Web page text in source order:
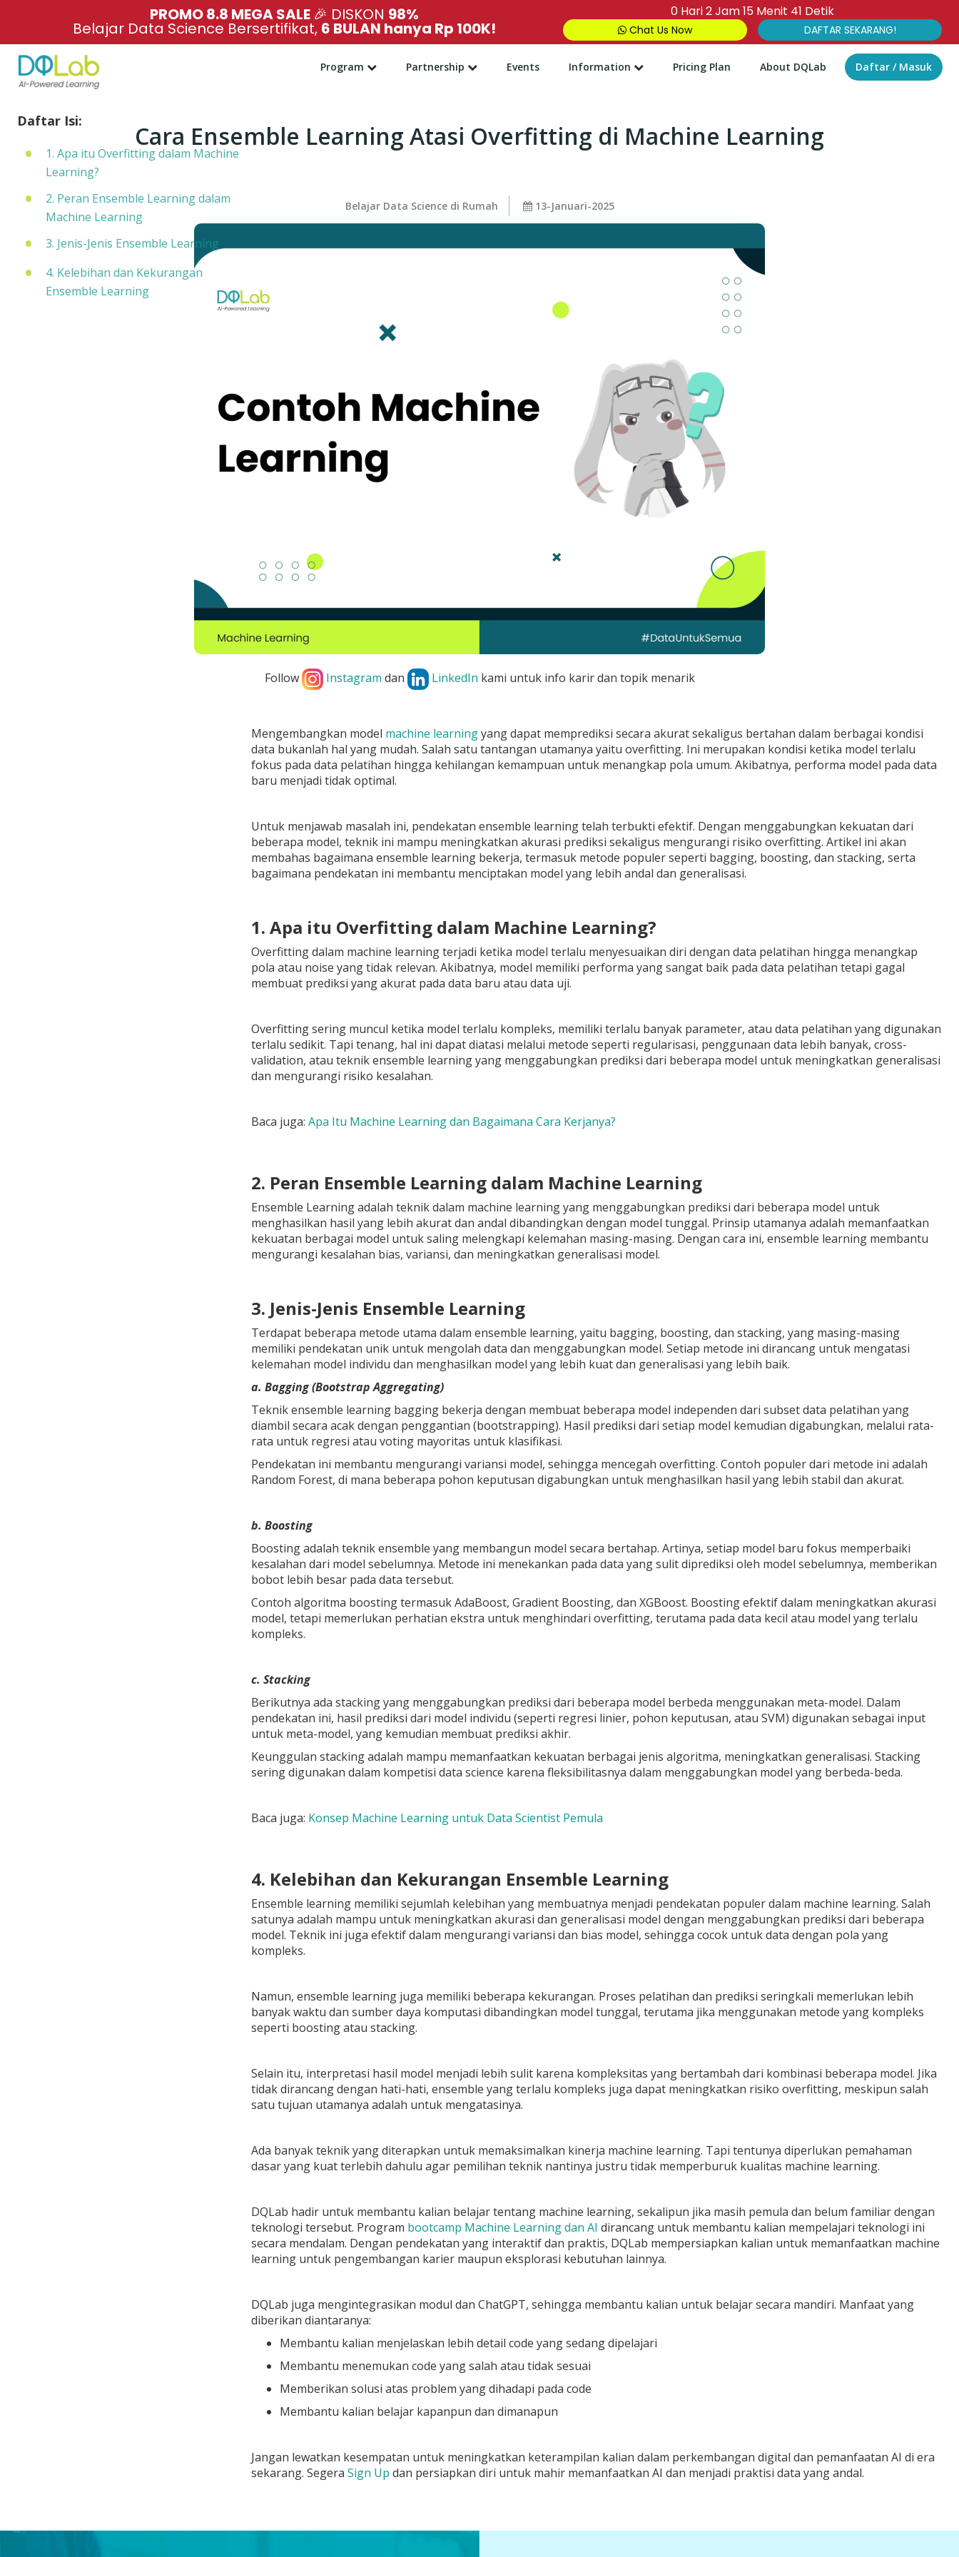
PROMO 8.8 MEGA SALE 🎉 DISKON 98%
Belajar Data Science Bersertifikat, 6 BULAN hanya Rp 100K!
0Hari2Jam15Menit 40 Detik
Chat Us Now DAFTAR SEKARANG!
Program Partnership Events Information Pricing Plan About DQLab Daftar / Masuk
Cara Ensemble Learning Atasi Overfitting di Machine Learning
Belajar Data Science di Rumah 13-Januari-2025
Follow Instagram dan LinkedIn kami untuk info karir dan topik menarik
Daftar Isi:
1. Apa itu Overfitting dalam Machine
Learning?
2. Peran Ensemble Learning dalam
Machine Learning
3. Jenis-Jenis Ensemble Learning
4. Kelebihan dan Kekurangan
Ensemble Learning
Mengembangkan model machine learningyang dapat memprediksi secara akurat sekaligus bertahan dalam berbagai kondisi
data bukanlah hal yang mudah. Salah satu tantangan utamanya yaitu overfitting. Ini merupakan kondisi ketika model terlalu
fokus pada data pelatihan hingga kehilangan kemampuan untuk menangkap pola umum. Akibatnya, performa model pada data
baru menjadi tidak optimal.
Untuk menjawab masalah ini, pendekatan ensemble learning telah terbukti efektif. Dengan menggabungkan kekuatan dari
beberapa model, teknik ini mampu meningkatkan akurasi prediksi sekaligus mengurangi risiko overfitting. Artikel ini akan
membahas bagaimana ensemble learning bekerja, termasuk metode populer seperti bagging, boosting, dan stacking, serta
bagaimana pendekatan ini membantu menciptakan model yang lebih andal dan generalisasi.
1. Apa itu Overfitting dalam Machine Learning?
Overfitting dalam machine learning terjadi ketika model terlalu menyesuaikan diri dengan data pelatihan hingga menangkap
pola atau noise yang tidak relevan. Akibatnya, model memiliki performa yang sangat baik pada data pelatihan tetapi gagal
membuat prediksi yang akurat pada data baru atau data uji.
Overfitting sering muncul ketika model terlalu kompleks, memiliki terlalu banyak parameter, atau data pelatihan yang digunakan
terlalu sedikit. Tapi tenang, hal ini dapat diatasi melalui metode seperti regularisasi, penggunaan data lebih banyak, cross-
validation, atau teknik ensemble learning yang menggabungkan prediksi dari beberapa model untuk meningkatkan generalisasi
dan mengurangi risiko kesalahan.
Baca juga: Apa Itu Machine Learning dan Bagaimana Cara Kerjanya?
2. Peran Ensemble Learning dalam Machine Learning
Ensemble Learning adalah teknik dalam machine learning yang menggabungkan prediksi dari beberapa model untuk
menghasilkan hasil yang lebih akurat dan andal dibandingkan dengan model tunggal. Prinsip utamanya adalah memanfaatkan
kekuatan berbagai model untuk saling melengkapi kelemahan masing-masing. Dengan cara ini, ensemble learning membantu
mengurangi kesalahan bias, variansi, dan meningkatkan generalisasi model.
3. Jenis-Jenis Ensemble Learning
Terdapat beberapa metode utama dalam ensemble learning, yaitu bagging, boosting, dan stacking, yang masing-masing
memiliki pendekatan unik untuk mengolah data dan menggabungkan model. Setiap metode ini dirancang untuk mengatasi
kelemahan model individu dan menghasilkan model yang lebih kuat dan generalisasi yang lebih baik.
a. Bagging (Bootstrap Aggregating)
Teknik ensemble learning bagging bekerja dengan membuat beberapa model independen dari subset data pelatihan yang
diambil secara acak dengan penggantian (bootstrapping). Hasil prediksi dari setiap model kemudian digabungkan, melalui rata-
rata untuk regresi atau voting mayoritas untuk klasifikasi.
Pendekatan ini membantu mengurangi variansi model, sehingga mencegah overfitting. Contoh populer dari metode ini adalah
Random Forest, di mana beberapa pohon keputusan digabungkan untuk menghasilkan hasil yang lebih stabil dan akurat.
b. Boosting
Boosting adalah teknik ensemble yang membangun model secara bertahap. Artinya, setiap model baru fokus memperbaiki
kesalahan dari model sebelumnya. Metode ini menekankan pada data yang sulit diprediksi oleh model sebelumnya, memberikan
bobot lebih besar pada data tersebut.
Contoh algoritma boosting termasuk AdaBoost, Gradient Boosting, dan XGBoost. Boosting efektif dalam meningkatkan akurasi
model, tetapi memerlukan perhatian ekstra untuk menghindari overfitting, terutama pada data kecil atau model yang terlalu
kompleks.
c. Stacking
Berikutnya ada stacking yang menggabungkan prediksi dari beberapa model berbeda menggunakan meta-model. Dalam
pendekatan ini, hasil prediksi dari model individu (seperti regresi linier, pohon keputusan, atau SVM) digunakan sebagai input
untuk meta-model, yang kemudian membuat prediksi akhir.
Keunggulan stacking adalah mampu memanfaatkan kekuatan berbagai jenis algoritma, meningkatkan generalisasi. Stacking
sering digunakan dalam kompetisi data science karena fleksibilitasnya dalam menggabungkan model yang berbeda-beda.
Baca juga: Konsep Machine Learning untuk Data Scientist Pemula
4. Kelebihan dan Kekurangan Ensemble Learning
Ensemble learning memiliki sejumlah kelebihan yang membuatnya menjadi pendekatan populer dalam machine learning. Salah
satunya adalah mampu untuk meningkatkan akurasi dan generalisasi model dengan menggabungkan prediksi dari beberapa
model. Teknik ini juga efektif dalam mengurangi variansi dan bias model, sehingga cocok untuk data dengan pola yang
kompleks.
Namun, ensemble learning juga memiliki beberapa kekurangan. Proses pelatihan dan prediksi seringkali memerlukan lebih
banyak waktu dan sumber daya komputasi dibandingkan model tunggal, terutama jika menggunakan metode yang kompleks
seperti boosting atau stacking.
Selain itu, interpretasi hasil model menjadi lebih sulit karena kompleksitas yang bertambah dari kombinasi beberapa model. Jika
tidak dirancang dengan hati-hati, ensemble yang terlalu kompleks juga dapat meningkatkan risiko overfitting, meskipun salah
satu tujuan utamanya adalah untuk mengatasinya.
Ada banyak teknik yang diterapkan untuk memaksimalkan kinerja machine learning. Tapi tentunya diperlukan pemahaman
dasar yang kuat terlebih dahulu agar pemilihan teknik nantinya justru tidak memperburuk kualitas machine learning.
DQLab hadir untuk membantu kalian belajar tentang machine learning, sekalipun jika masih pemula dan belum familiar dengan
teknologi tersebut. Program bootcamp Machine Learning dan AI dirancang untuk membantu kalian mempelajari teknologi ini
secara mendalam. Dengan pendekatan yang interaktif dan praktis, DQLab mempersiapkan kalian untuk memanfaatkan machine
learning untuk pengembangan karier maupun eksplorasi kebutuhan lainnya.
DQLab juga mengintegrasikan modul dan ChatGPT, sehingga membantu kalian untuk belajar secara mandiri. Manfaat yang
diberikan diantaranya:
Membantu kalian menjelaskan lebih detail code yang sedang dipelajari
Membantu menemukan code yang salah atau tidak sesuai
Memberikan solusi atas problem yang dihadapi pada code
Membantu kalian belajar kapanpun dan dimanapun
Jangan lewatkan kesempatan untuk meningkatkan keterampilan kalian dalam perkembangan digital dan pemanfaatan AI di era
sekarang. Segera Sign Up dan persiapkan diri untuk mahir memanfaatkan AI dan menjadi praktisi data yang andal.